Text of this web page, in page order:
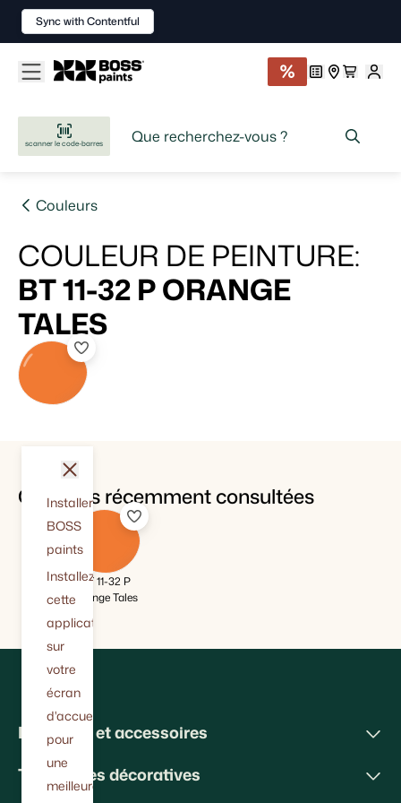
scanner le code-barres
Couleurs
COULEUR DE PEINTURE:
BT 11-32 PORANGE
TALES
Couleurs récemment consultées
BT 11-32 P
Orange Tales
Peintures et accessoires
Techniques décoratives
Installer
BOSS
paints
Installez
cette
application
sur
votre
écran
d'accueil
pour
une
meilleure
fermer
Sync with Contentful